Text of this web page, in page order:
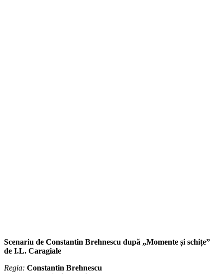
Scenariu de Constantin Brehnescu după „Momente și schițe”
de I.L. Caragiale
Regia: Constantin Brehnescu